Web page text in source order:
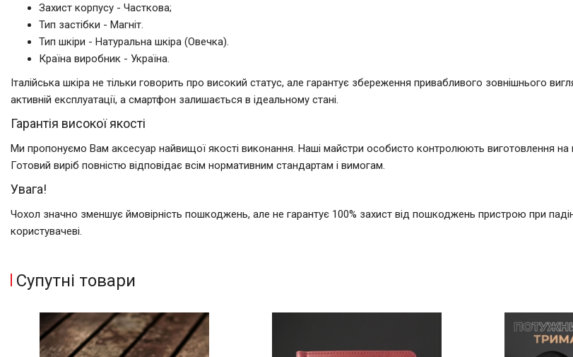
Захист корпусу - Часткова;
Тип застібки - Магніт.
Тип шкіри - Натуральна шкіра (Овечка).
Країна виробник - Україна.
Італійська шкіра не тільки говорить про високий статус, але гарантує збереження привабливого зовнішнього
активній експлуатації, а смартфон залишається в ідеальному стані.
Гарантія високої якості
Ми пропонуємо Вам аксесуар найвищої якості виконання. Наші майстри особисто контролюють виготовлення на
Готовий виріб повністю відповідає всім нормативним стандартам і вимогам.
Увага!
Чохол значно зменшує ймовірність пошкоджень, але не гарантує 100% захист від пошкоджень пристрою при
користувачеві.
Супутні товари